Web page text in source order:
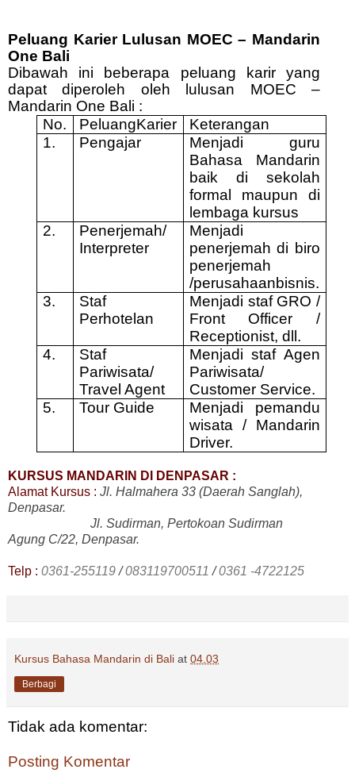
Peluang Karier Lulusan MOEC – Mandarin
One Bali
Dibawah ini beberapa peluang karir yang
dapat diperoleh oleh lulusan MOEC –
Mandarin One Bali :
No.
PeluangKarier
Keterangan
1.
Pengajar
Menjadi guru
Bahasa Mandarin
baik di sekolah
formal maupun di
lembaga kursus
2.
Penerjemah/
Interpreter
Menjadi
penerjemah di biro
penerjemah
/perusahaanbisnis.
3.
Staf
Perhotelan
Menjadi staf GRO /
Front Officer /
Receptionist, dll.
4.
Staf
Pariwisata/
Travel Agent
Menjadi staf Agen
Pariwisata/
Customer Service.
5.
Tour Guide
Menjadi pemandu
wisata / Mandarin
Driver.
KURSUS MANDARIN DI DENPASAR :
Alamat Kursus : Jl. Halmahera 33 (Daerah Sanglah),
Denpasar.
Jl. Sudirman, Pertokoan Sudirman
Agung C/22, Denpasar.
Telp : 0361-255119/083119700511 /0361 -4722125
Kursus Bahasa Mandarin di Bali at 04.03
Berbagi
Tidak ada komentar:
Posting Komentar